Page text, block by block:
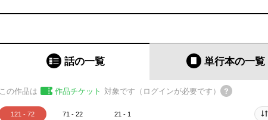
話の一覧 単行本の一覧
この作品は 作品チケット 対象です（ログインが必要です）
121 - 72 71 - 22 21 - 1